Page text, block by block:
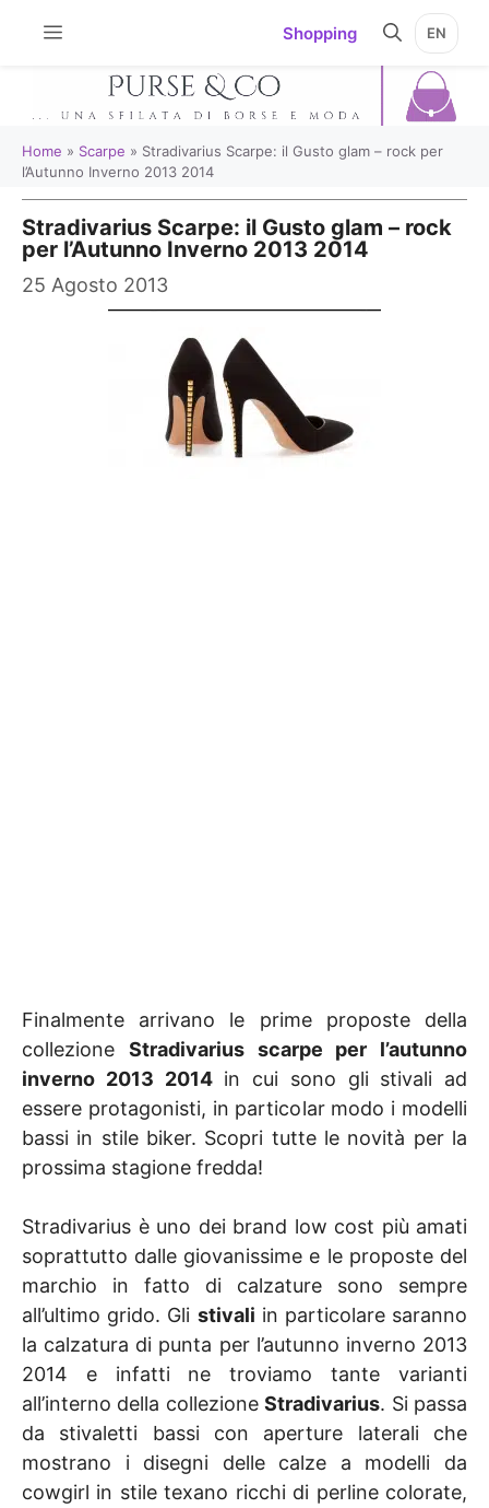
Shopping EN
Home » Scarpe » Stradivarius Scarpe: il Gusto glam – rock per
l’Autunno Inverno 2013 2014
Stradivarius Scarpe: il Gusto glam – rock
per l’Autunno Inverno 2013 2014
25 Agosto 2013
Finalmente arrivano le prime proposte della
collezione Stradivarius scarpe per l’autunno
inverno 2013 2014in cui sono gli stivali ad
essere protagonisti, in particolar modo i modelli
bassi in stile biker. Scopri tutte le novità per la
prossima stagione fredda!
Stradivarius è uno dei brand low cost più amati
soprattutto dalle giovanissime e le proposte del
marchio in fatto di calzature sono sempre
all’ultimo grido. Gli stivali in particolare saranno
la calzatura di punta per l’autunno inverno 2013
2014 e infatti ne troviamo tante varianti
all’interno della collezioneStradivarius. Si passa
da stivaletti bassi con aperture laterali che
mostrano i disegni delle calze a modelli da
cowgirl in stile texano ricchi di perline colorate,